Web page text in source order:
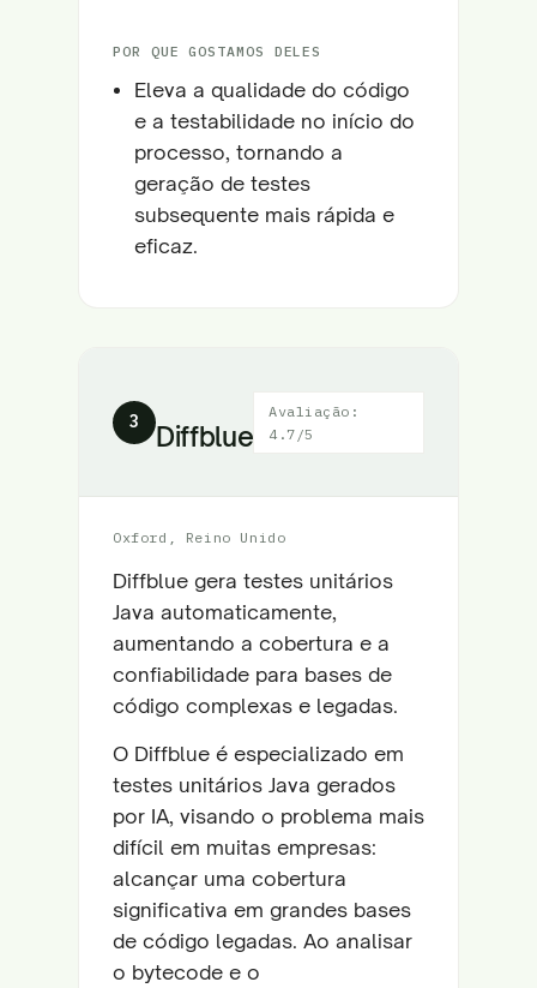
POR QUE GOSTAMOS DELES
Eleva a qualidade do código
e a testabilidade no início do
processo, tornando a
geração de testes
subsequente mais rápida e
eficaz.
3 Diffblue
Avaliação:
4.7/5
Oxford, Reino Unido
Diffblue gera testes unitários
Java automaticamente,
aumentando a cobertura e a
confiabilidade para bases de
código complexas e legadas.
O Diffblue é especializado em
testes unitários Java gerados
por IA, visando o problema mais
difícil em muitas empresas:
alcançar uma cobertura
significativa em grandes bases
de código legadas. Ao analisar
o bytecode e o